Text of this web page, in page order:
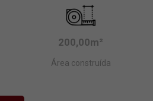
200,00m²
Área construída